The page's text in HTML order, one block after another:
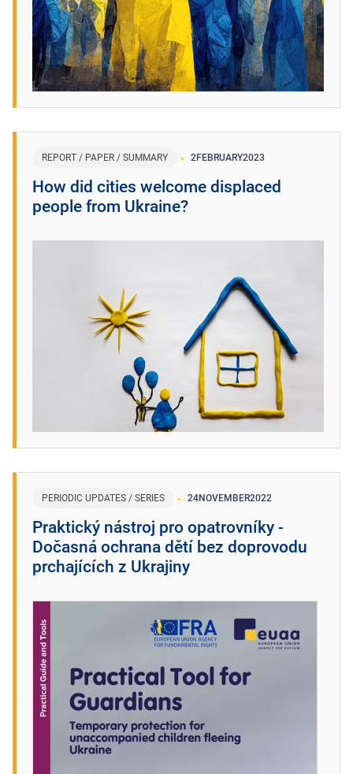
REPORT / PAPER / SUMMARY 2FEBRUARY2023
How did cities welcome displaced
people from Ukraine?
PERIODIC UPDATES / SERIES 24NOVEMBER2022
Praktický nástroj pro opatrovníky -
Dočasná ochrana dětí bez doprovodu
prchajících z Ukrajiny